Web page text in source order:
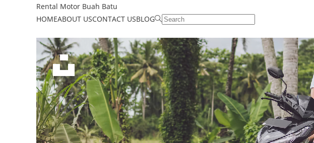
Rental Motor Buah Batu
HOMEABOUT USCONTACT USBLOG